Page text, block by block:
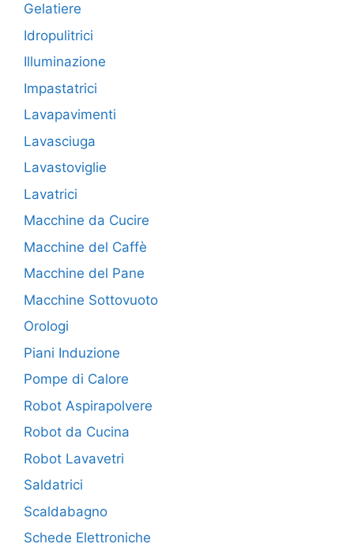
Gelatiere
Idropulitrici
Illuminazione
Impastatrici
Lavapavimenti
Lavasciuga
Lavastoviglie
Lavatrici
Macchine da Cucire
Macchine del Caffè
Macchine del Pane
Macchine Sottovuoto
Orologi
Piani Induzione
Pompe di Calore
Robot Aspirapolvere
Robot da Cucina
Robot Lavavetri
Saldatrici
Scaldabagno
Schede Elettroniche